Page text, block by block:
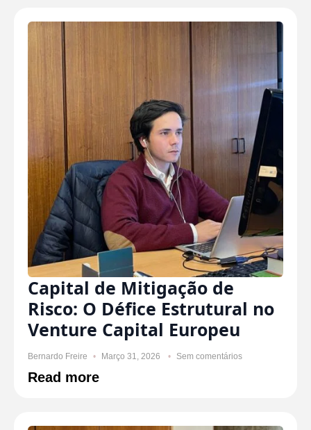
Capital de Mitigação de
Risco: O Défice Estrutural no
Venture Capital Europeu
Bernardo Freire Março 31, 2026 Sem comentários
Read more